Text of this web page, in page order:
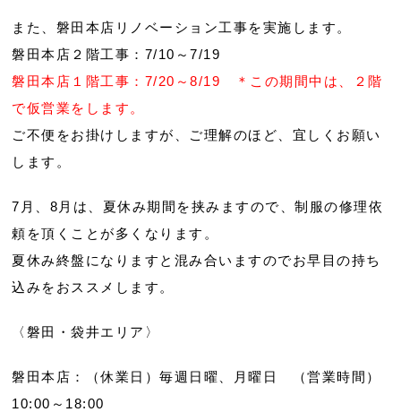
また、磐田本店リノベーション工事を実施します。
磐田本店２階工事：7/10～7/19
磐田本店１階工事：7/20～8/19 ＊この期間中は、２階
で仮営業をします。
ご不便をお掛けしますが、ご理解のほど、宜しくお願い
します。
7月、8月は、夏休み期間を挟みますので、制服の修理依
頼を頂くことが多くなります。
夏休み終盤になりますと混み合いますのでお早目の持ち
込みをおススメします。
〈磐田・袋井エリア〉
磐田本店：（休業日）毎週日曜、月曜日 （営業時間）
10:00～18:00